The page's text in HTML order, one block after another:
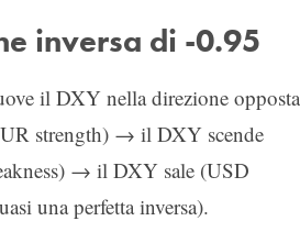
inversa di -0.95
il DXY nella direzione opposta
strength) → il DXY scende
→ il DXY sale (USD
una perfetta inversa).